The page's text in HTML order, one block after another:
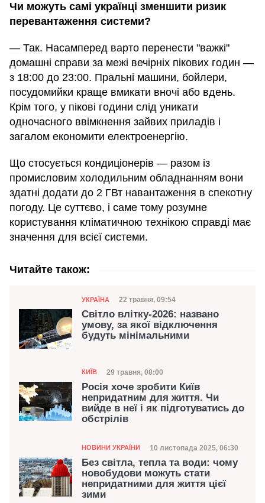
Чи можуть самі українці зменшити ризик
перевантаження системи?
— Так. Насамперед варто перенести "важкі"
домашні справи за межі вечірніх пікових годин —
з 18:00 до 23:00. Пральні машини, бойлери,
посудомийки краще вмикати вночі або вдень.
Крім того, у пікові години слід уникати
одночасного ввімкнення зайвих приладів і
загалом економити електроенергію.
Що стосується кондиціонерів — разом із
промисловим холодильним обладнанням вони
здатні додати до 2 ГВт навантаження в спекотну
погоду. Це суттєво, і саме тому розумне
користування кліматичною технікою справді має
значення для всієї системи.
Читайте також:
Категорія
УКРАЇНА Дата публікації
22 травня, 09:54
Світло влітку-2026: названо
умову, за якої відключення
будуть мінімальними
Категорія
КИЇВ Дата публікації
29 травня, 08:00
Росія хоче зробити Київ
непридатним для життя. Чи
вийде в неї і як підготуватись до
обстрілів
Категорія
НОВИНИ УКРАЇНИ Дата публікації
10 листопада 2025, 06:30
Без світла, тепла та води: чому
новобудови можуть стати
непридатними для життя цієї
зими